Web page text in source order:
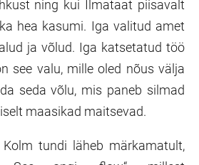
ning kui Ilmataat piisavalt
hea kasumi. Iga valitud amet
ja võlud. Iga katsetatud töö
see valu, mille oled nõus välja
seda võlu, mis paneb silmad
maasikad maitsevad.
tundi läheb märkamatult,